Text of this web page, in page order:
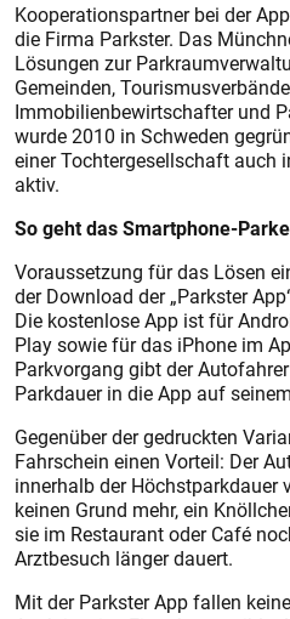
Kooperationspartner bei der
die Firma Parkster. Das
Lösungen zur
Gemeinden,
Immobilienbewirtschafter und
wurde 2010 in Schweden
einer Tochtergesellschaft auch
aktiv.
So geht das Smartphone-
Voraussetzung für das Lösen
der Download der „Parkster
Die kostenlose App ist für
Play sowie für das iPhone im
Parkvorgang gibt der
Parkdauer in die App auf
Gegenüber der gedruckten
Fahrschein einen Vorteil: Der
innerhalb der Höchstparkdauer
keinen Grund mehr, ein
sie im Restaurant oder Café
Arztbesuch länger dauert.
Mit der Parkster App fallen